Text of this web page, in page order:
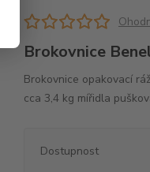
Brokovnice
Brokovnice opakovací
cca 3,4 kg mířidla
Dostupnost